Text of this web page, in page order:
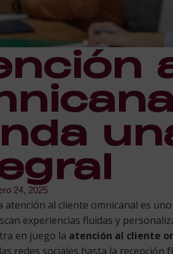
24, 2025
atención al cliente omnicanal es
experiencias fluidas y
en juego la atención al cliente
redes sociales hasta la